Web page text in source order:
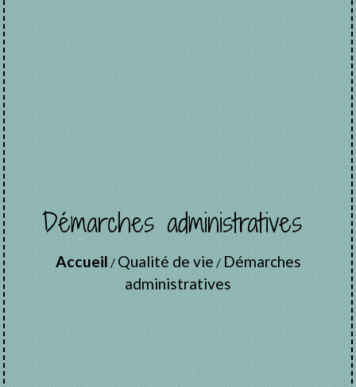
Démarches administratives
Accueil / Qualité de vie / Démarches
administratives